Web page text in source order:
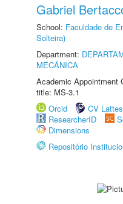
Gabriel
School: Faculdade de
Solteira)
Department:
MECÂNICA
Academic Appointment
title: MS-3.1
Orcid
CV Lattes
ResearcherID
Dimensions
Repositório